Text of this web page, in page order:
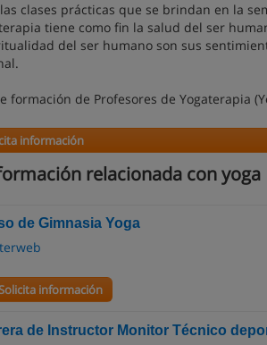
clases prácticas que se brindan en la
tiene como fin la salud del ser
del ser humano son sus
formación de Profesores de Yogaterapia
información
relacionada con yoga
de Gimnasia Yoga
información
de Instructor Monitor Técnico